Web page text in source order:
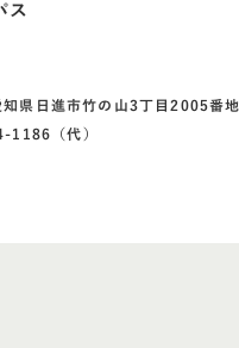
ス
県日進市竹の山3丁目2005番地
1186（代）